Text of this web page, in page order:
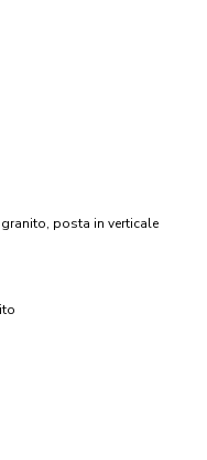
posta in verticale